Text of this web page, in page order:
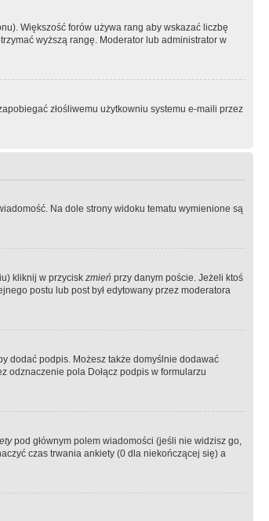
Większość forów używa rang aby wskazać liczbę
wyższą rangę. Moderator lub administrator w
złośliwemu użytkowniu systemu e-maili przez
Na dole strony widoku tematu wymienione są
kliknij w przycisk zmień przy danym poście. Jeżeli ktoś
postu lub post był edytowany przez moderatora
dodać podpis. Możesz także domyślnie dodawać
odznaczenie pola Dołącz podpis w formularzu
pod głównym polem wiadomości (jeśli nie widzisz go,
czas trwania ankiety (0 dla niekończącej się) a